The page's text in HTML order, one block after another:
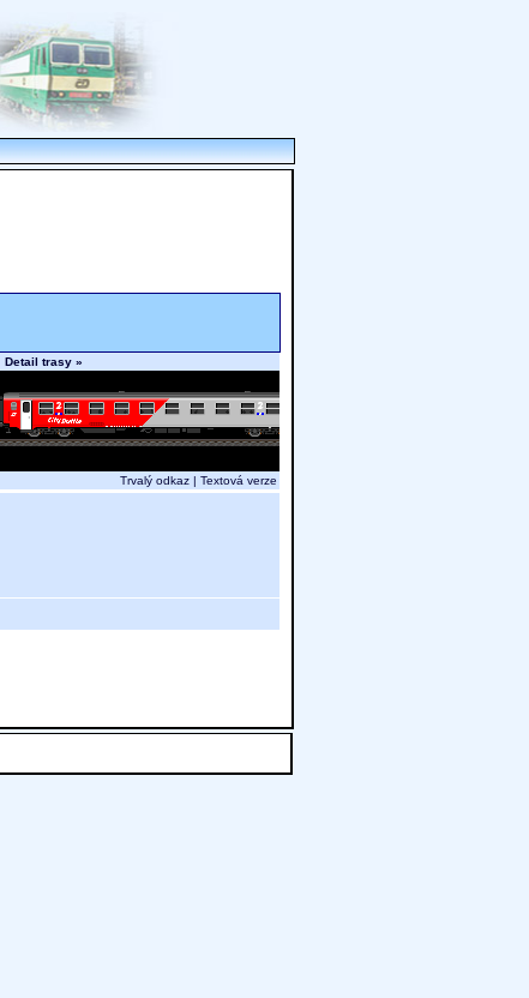
Detail trasy »
Trvalý odkaz | Textová verze